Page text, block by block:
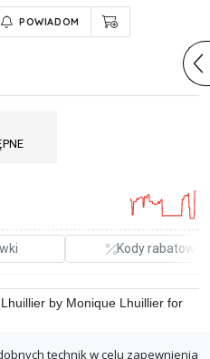
POWIADOM
Kody rabatowe
by Monique Lhuillier for
technik w celu zapewnienia